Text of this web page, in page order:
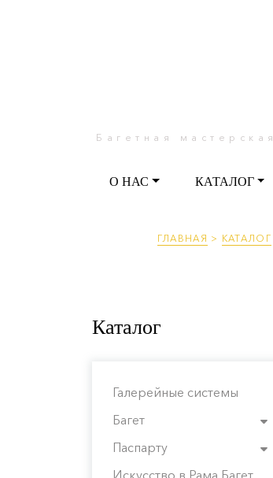
Багетная мастерская
О НАС КАТАЛОГ
ГЛАВНАЯ > КАТАЛОГ
Каталог
Галерейные системы
Багет
Паспарту